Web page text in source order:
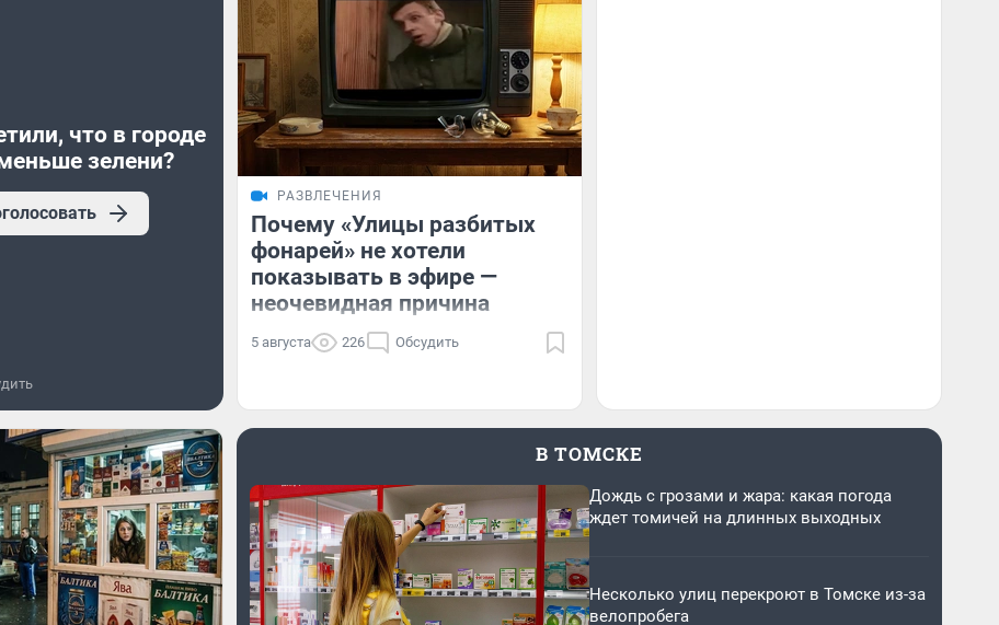
что в городе
зелени?
РАЗВЛЕЧЕНИЯ
Почему «Улицы разбитых
фонарей» не хотели
показывать в эфире —
неочевидная причина
5 августа 226 Обсудить
В ТОМСКЕ
Дождь с грозами и жара: какая погода
ждет томичей на длинных выходных
Несколько улиц перекроют в Томске из-за
велопробега